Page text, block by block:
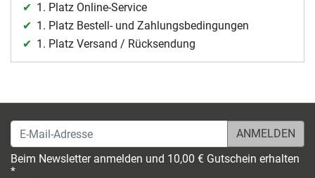
1. Platz Online-Service
1. Platz Bestell- und Zahlungsbedingungen
1. Platz Versand / Rücksendung
E-Mail-Adresse
Beim Newsletter anmelden und 10,00 € Gutschein erhalten
*